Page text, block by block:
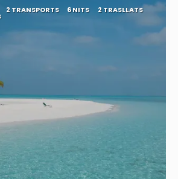
2 TRANSPORTS 6 NITS 2 TRASLLATS